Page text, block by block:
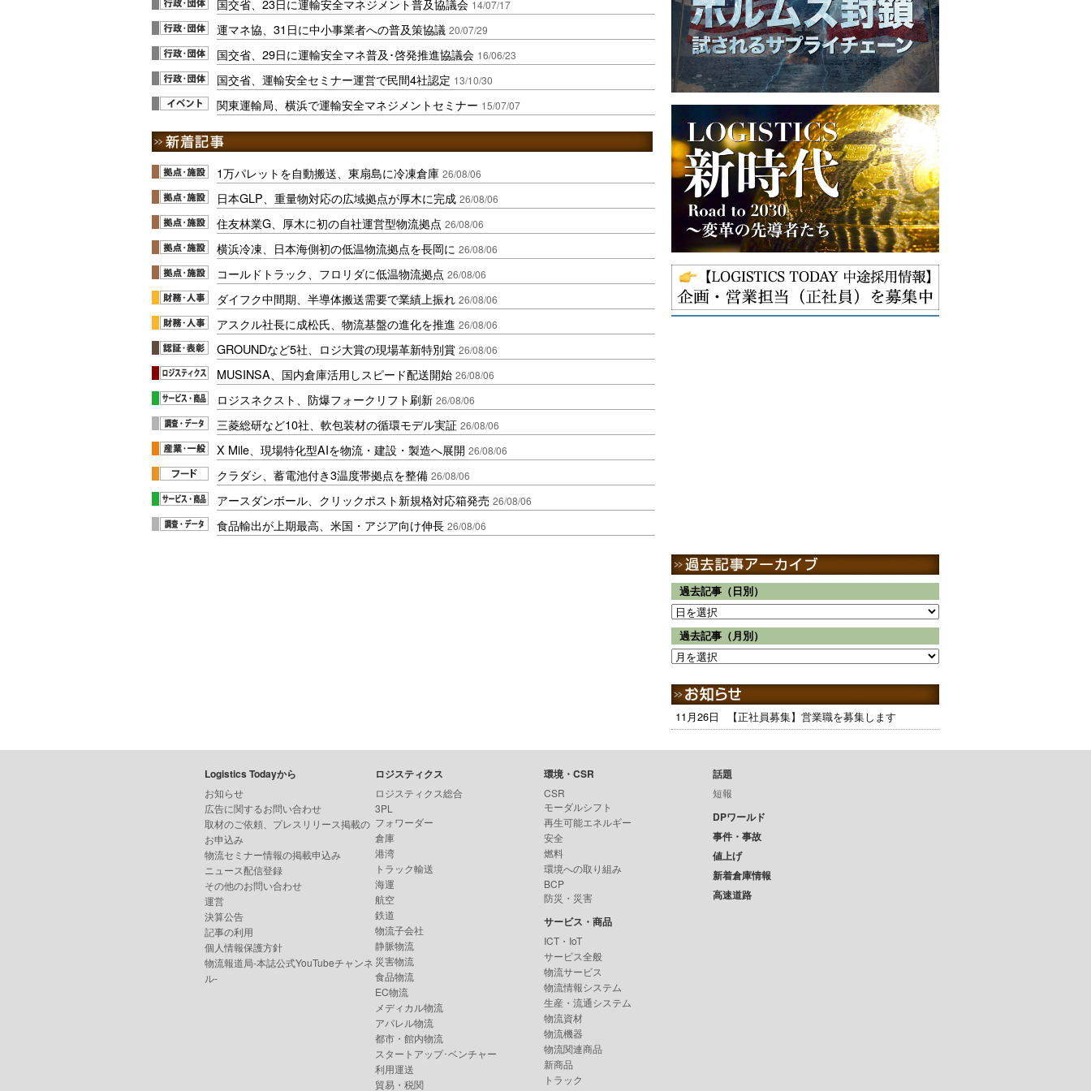
国交省、23日に運輸安全マネジメント普及協議会 14/07/17
運マネ協、31日に中小事業者への普及策協議 20/07/29
国交省、29日に運輸安全マネ普及･啓発推進協議会 16/06/23
国交省、運輸安全セミナー運営で民間4社認定 13/10/30
関東運輸局、横浜で運輸安全マネジメントセミナー 15/07/07
1万パレットを自動搬送、東扇島に冷凍倉庫 26/08/06
日本GLP、重量物対応の広域拠点が厚木に完成 26/08/06
住友林業G、厚木に初の自社運営型物流拠点 26/08/06
横浜冷凍、日本海側初の低温物流拠点を長岡に 26/08/06
コールドトラック、フロリダに低温物流拠点 26/08/06
ダイフク中間期、半導体搬送需要で業績上振れ 26/08/06
アスクル社長に成松氏、物流基盤の進化を推進 26/08/06
GROUNDなど5社、ロジ大賞の現場革新特別賞 26/08/06
MUSINSA、国内倉庫活用しスピード配送開始 26/08/06
ロジスネクスト、防爆フォークリフト刷新 26/08/06
三菱総研など10社、軟包装材の循環モデル実証 26/08/06
X Mile、現場特化型AIを物流・建設・製造へ展開 26/08/06
クラダシ、蓄電池付き3温度帯拠点を整備 26/08/06
アースダンボール、クリックポスト新規格対応箱発売 26/08/06
食品輸出が上期最高、米国・アジア向け伸長 26/08/06
過去記事（日別）
過去記事（月別）
11月26日 【正社員募集】営業職を募集します
Logistics Todayから
お知らせ
広告に関するお問い合わせ
取材のご依頼、プレスリリース掲載の
お申込み
物流セミナー情報の掲載申込み
ニュース配信登録
その他のお問い合わせ
運営
決算公告
記事の利用
個人情報保護方針
物流報道局-本誌公式YouTubeチャンネ
ル-
ロジスティクス
ロジスティクス総合
3PL
フォワーダー
倉庫
港湾
トラック輸送
海運
航空
鉄道
物流子会社
静脈物流
災害物流
食品物流
EC物流
メディカル物流
アパレル物流
都市・館内物流
スタートアップ･ベンチャー
利用運送
貿易・税関
環境・CSR
CSR
モーダルシフト
再生可能エネルギー
安全
燃料
環境への取り組み
BCP
防災・災害
サービス・商品
ICT・IoT
サービス全般
物流サービス
物流情報システム
生産・流通システム
物流資材
物流機器
物流関連商品
新商品
トラック
話題
短報
DPワールド
事件・事故
値上げ
新着倉庫情報
高速道路